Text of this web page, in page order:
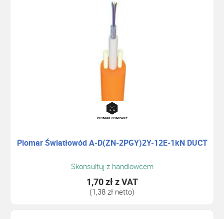
Piomar Światłowód A-D(ZN-2PGY)2Y-12E-1kN DUCT
Skonsultuj z handlowcem
1,70 złz VAT
(1,38 zł netto)